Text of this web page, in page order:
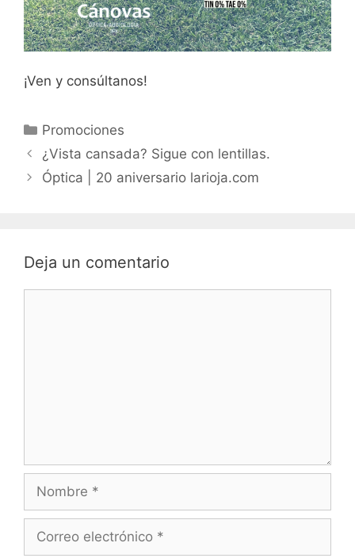
¡Ven y consúltanos!
Categorías
Promociones
Navegación
de
entradas
¿Vista cansada? Sigue con lentillas.
Óptica | 20 aniversario larioja.com
Deja un comentario
Nombre
Correo